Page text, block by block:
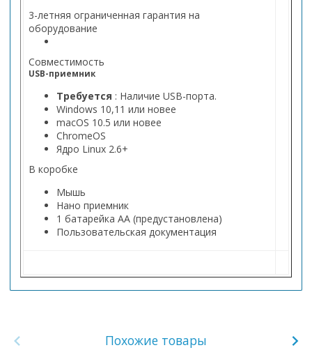
3-летняя ограниченная гарантия на
оборудование
Совместимость
USB-приемник
Требуется : Наличие USB-порта.
Windows 10,11 или новее
macOS 10.5 или новее
ChromeOS
Ядро Linux 2.6+
В коробке
Мышь
Нано приемник
1 батарейка АА (предустановлена)
Пользовательская документация
Похожие товары